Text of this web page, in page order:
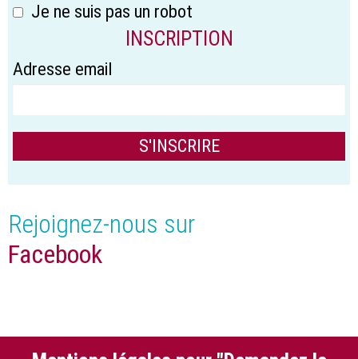
Je ne suis pas un robot
INSCRIPTION
Adresse email
Rejoignez-nous sur
Facebook